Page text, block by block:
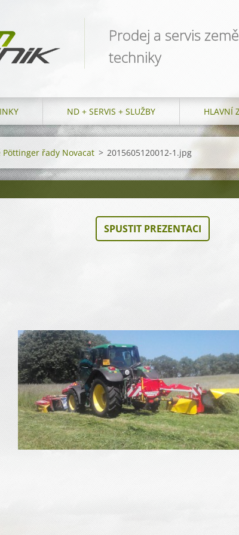
Prodej a servis
techniky
ND + SERVIS + SLUŽBY HLAVNÍ
řady Novacat > 2015605120012-1.jpg
SPUSTIT PREZENTACI